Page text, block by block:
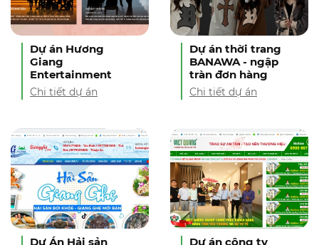
Dự án Hương
Giang
Entertainment
Chi tiết dự án
Dự án thời trang
BANAWA - ngập
tràn đơn hàng
Chi tiết dự án
Dự Án Hải sản
Dự án công ty